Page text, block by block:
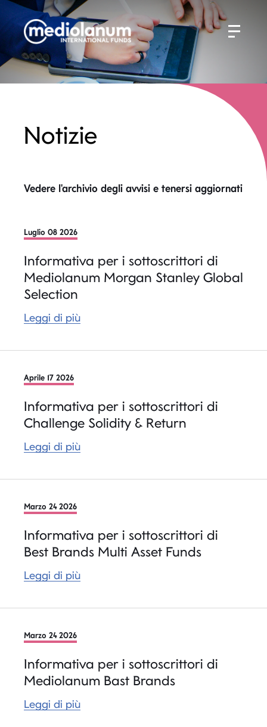
Notizie
Vedere l'archivio degli avvisi e tenersi aggiornati
Luglio 08 2026
Informativa per i sottoscrittori di
Mediolanum Morgan Stanley Global
Selection
Leggi di più
Aprile 17 2026
Informativa per i sottoscrittori di
Challenge Solidity & Return
Leggi di più
Marzo 24 2026
Informativa per i sottoscrittori di
Best Brands Multi Asset Funds
Leggi di più
Marzo 24 2026
Informativa per i sottoscrittori di
Mediolanum Bast Brands
Leggi di più